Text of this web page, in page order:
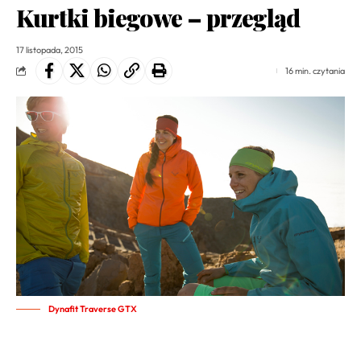
Kurtki biegowe – przegląd
17 listopada, 2015
16 min. czytania
Dynafit Traverse GTX